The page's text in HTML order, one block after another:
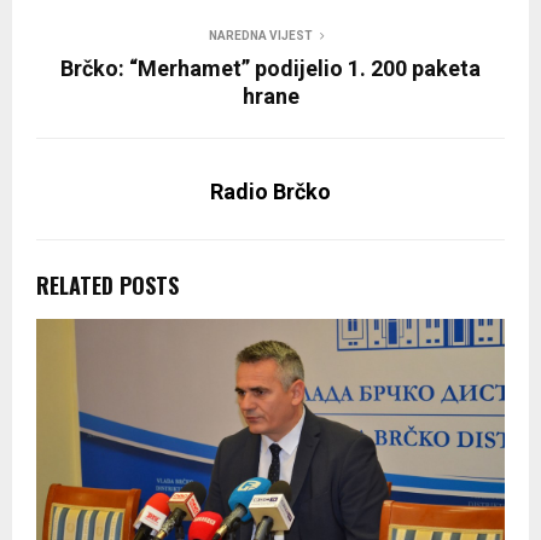
NAREDNA VIJEST
Brčko: “Merhamet” podijelio 1. 200 paketa
hrane
Radio Brčko
RELATED POSTS